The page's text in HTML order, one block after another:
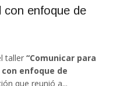
con enfoque de
taller “Comunicar para
enfoque de
que reunió a...